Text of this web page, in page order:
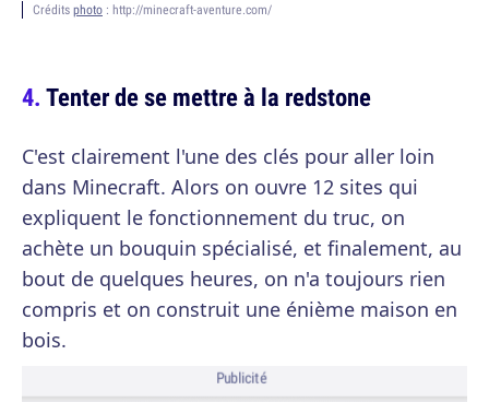
Crédits photo : http://minecraft-aventure.com/
Tenter de se mettre à la redstone
C'est clairement l'une des clés pour aller loin
dans Minecraft. Alors on ouvre 12 sites qui
expliquent le fonctionnement du truc, on
achète un bouquin spécialisé, et finalement, au
bout de quelques heures, on n'a toujours rien
compris et on construit une énième maison en
bois.
Publicité